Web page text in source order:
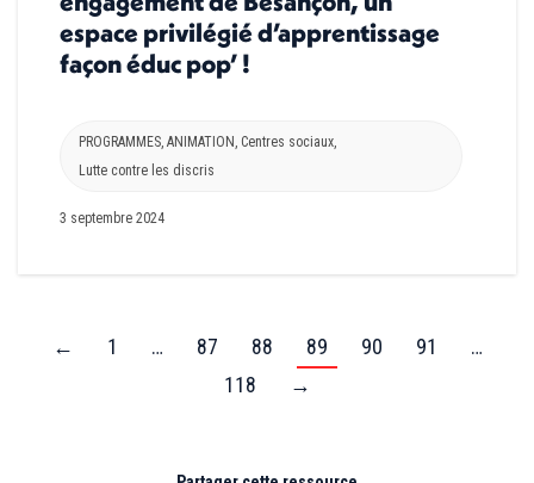
espace privilégié d’apprentissage
façon éduc pop’ !
PROGRAMMES ANIMATION Centres sociaux
Lutte contre les discris
3 septembre 2024
← 1 … 87 88 89 90 91
…
118
→